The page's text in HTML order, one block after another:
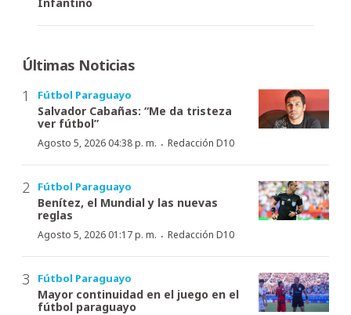
Últimas Noticias
Fútbol Paraguayo
Salvador Cabañas: “Me da tristeza
ver fútbol”
Agosto 5, 2026 04:38 p. m. · Redacción D10
Fútbol Paraguayo
Benítez, el Mundial y las nuevas
reglas
Agosto 5, 2026 01:17 p. m. · Redacción D10
Fútbol Paraguayo
Mayor continuidad en el juego en el
fútbol paraguayo